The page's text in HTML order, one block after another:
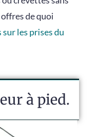
de quoi
sur les prises du
à pied.